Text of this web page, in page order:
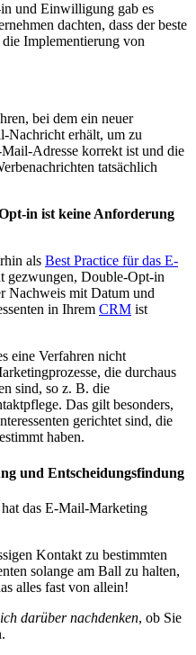
und Einwilligung gab es
dachten, dass der beste
Implementierung von
bei dem ein neuer
Nachricht erhält, um zu
Mail-Adresse korrekt ist und die
tatsächlich
in ist keine Anforderung
als Best Practice für das E-
gezwungen, Double-Opt-in
Nachweis mit Datum und
in Ihrem CRM ist
eine Verfahren nicht
die durchaus
sind, so z. B. die
Das gilt besonders,
gerichtet sind, die
haben.
und Entscheidungsfindung
das E-Mail-Marketing
Kontakt zu bestimmten
solange am Ball zu halten,
alles fast von allein!
darüber nachdenken, ob Sie